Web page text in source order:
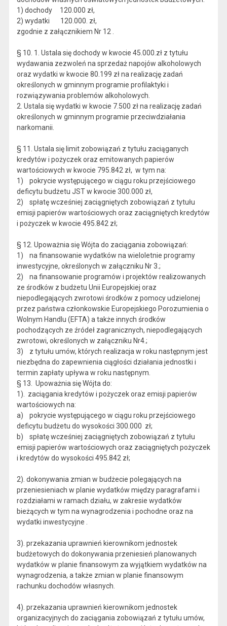
1) dochody 120.000 zł,
2) wydatki 120.000. zł,
zgodnie z załącznikiem Nr 12 .
§ 10. 1. Ustala się dochody w kwocie 45.000.zł z tytułu
wydawania zezwoleń na sprzedaż napojów alkoholowych
oraz wydatki w kwocie 80.199 zł na realizację zadań
określonych w gminnym programie profilaktyki i
rozwiązywania problemów alkoholowych.
2. Ustala się wydatki w kwocie 7.500 zł na realizację zadań
określonych w gminnym programie przeciwdziałania
narkomanii.
§ 11. Ustala się limit zobowiązań z tytułu zaciąganych
kredytów i pożyczek oraz emitowanych papierów
wartościowych w kwocie 795.842 zł, w tym na:
1) pokrycie występującego w ciągu roku przejściowego
deficytu budżetu JST w kwocie 300.000 zł,
2) spłatę wcześniej zaciągniętych zobowiązań z tytułu
emisji papierów wartościowych oraz zaciągniętych kredytów
i pożyczek w kwocie 495.842 zł;
§ 12. Upoważnia się Wójta do zaciągania zobowiązań:
1) na finansowanie wydatków na wieloletnie programy
inwestycyjne, określonych w załączniku Nr 3.;
2) na finansowanie programów i projektów realizowanych
ze środków z budżetu Unii Europejskiej oraz
niepodlegających zwrotowi środków z pomocy udzielonej
przez państwa członkowskie Europejskiego Porozumienia o
Wolnym Handlu (EFTA) a także innych środków
pochodzących ze źródeł zagranicznych, niepodlegających
zwrotowi, określonych w załączniku Nr4.;
3) z tytułu umów, których realizacja w roku następnym jest
niezbędna do zapewnienia ciągłości działania jednostki i
termin zapłaty upływa w roku następnym.
§ 13. Upoważnia się Wójta do:
1). zaciągania kredytów i pożyczek oraz emisji papierów
wartościowych na:
a) pokrycie występującego w ciągu roku przejściowego
deficytu budżetu do wysokości 300.000 zł;
b) spłatę wcześniej zaciągniętych zobowiązań z tytułu
emisji papierów wartościowych oraz zaciągniętych pożyczek
i kredytów do wysokości 495.842 zł;
2). dokonywania zmian w budżecie polegających na
przeniesieniach w planie wydatków między paragrafami i
rozdziałami w ramach działu, w zakresie wydatków
bieżących w tym na wynagrodzenia i pochodne oraz na
wydatki inwestycyjne .
3). przekazania uprawnień kierownikom jednostek
budżetowych do dokonywania przeniesień planowanych
wydatków w planie finansowym za wyjątkiem wydatków na
wynagrodzenia, a także zmian w planie finansowym
rachunku dochodów własnych.
4). przekazania uprawnień kierownikom jednostek
organizacyjnych do zaciągania zobowiązań z tytułu umów,